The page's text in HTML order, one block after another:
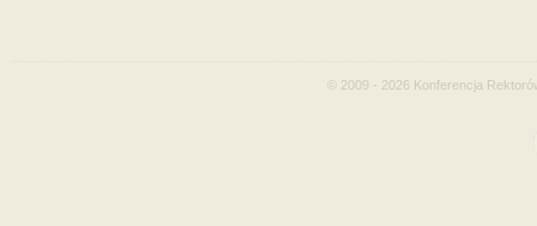
© 2009 - 2026 Konferencja